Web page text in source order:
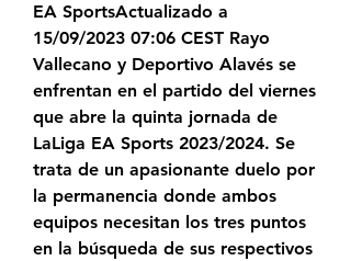
EA SportsActualizado a
15/09/2023 07:06 CEST Rayo
Vallecano y Deportivo Alavés se
enfrentan en el partido del viernes
que abre la quinta jornada de
LaLiga EA Sports 2023/2024. Se
trata de un apasionante duelo por
la permanencia donde ambos
equipos necesitan los tres puntos
en la búsqueda de sus respectivos